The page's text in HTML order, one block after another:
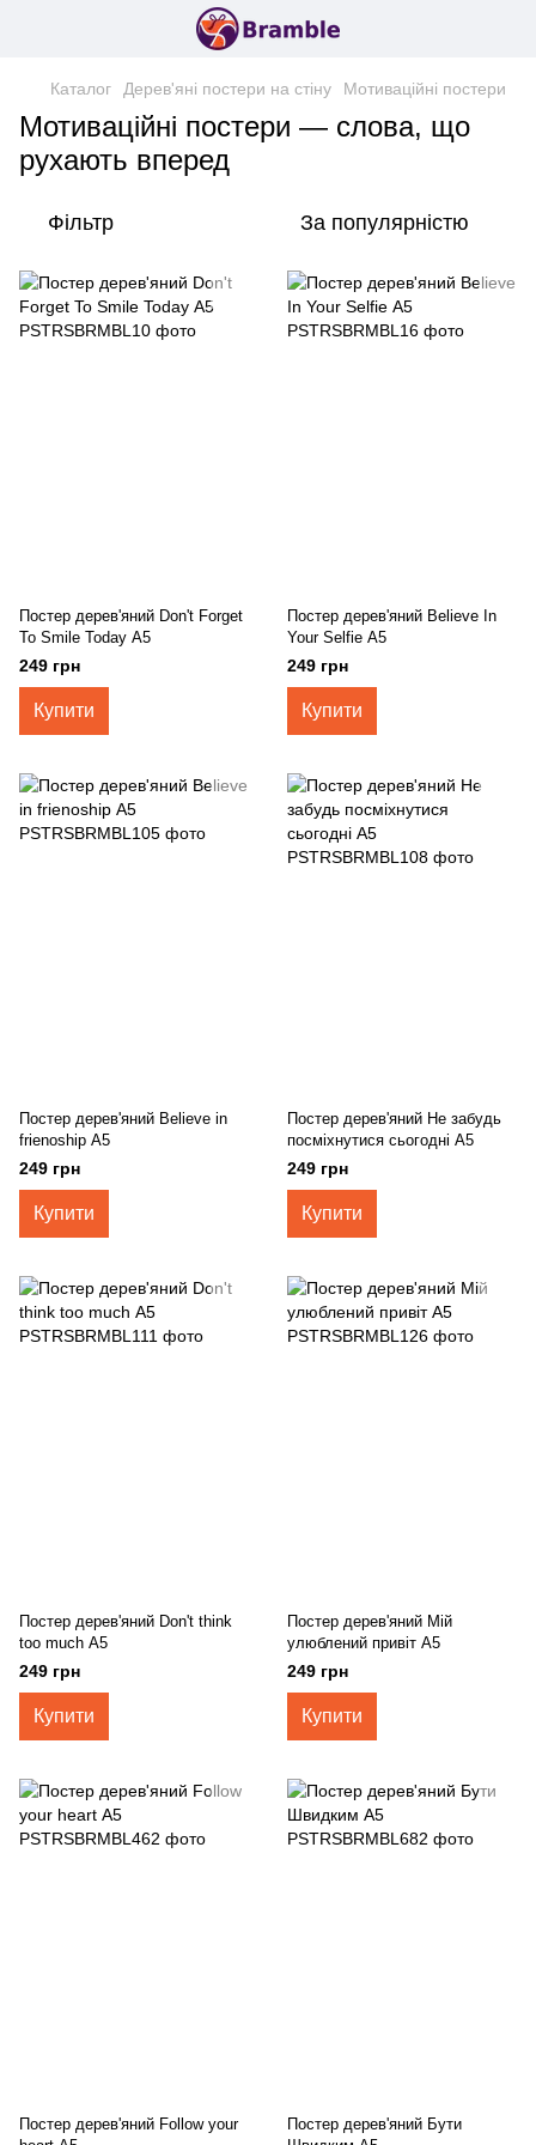
Каталог Дерев'яні постери на стіну Мотиваційні постери
Мотиваційні постери — слова, що
рухають вперед
Фільтр За популярністю
Постер дерев'яний Don't Forget
To Smile Today А5
249 грн
Купити
Постер дерев'яний Believe In
Your Selfie А5
249 грн
Купити
Постер дерев'яний Believe in
frienoship А5
249 грн
Купити
Постер дерев'яний Не забудь
посміхнутися сьогодні А5
249 грн
Купити
Постер дерев'яний Don't think
too much А5
249 грн
Купити
Постер дерев'яний Мій
улюблений привіт А5
249 грн
Купити
Постер дерев'яний Follow your
Постер дерев'яний Бути